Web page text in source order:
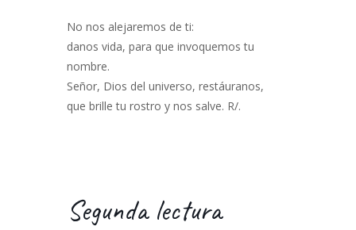
No nos alejaremos de ti:
danos vida, para que invoquemos tu
nombre.
Señor, Dios del universo, restáuranos,
que brille tu rostro y nos salve. R/.
Segunda lectura